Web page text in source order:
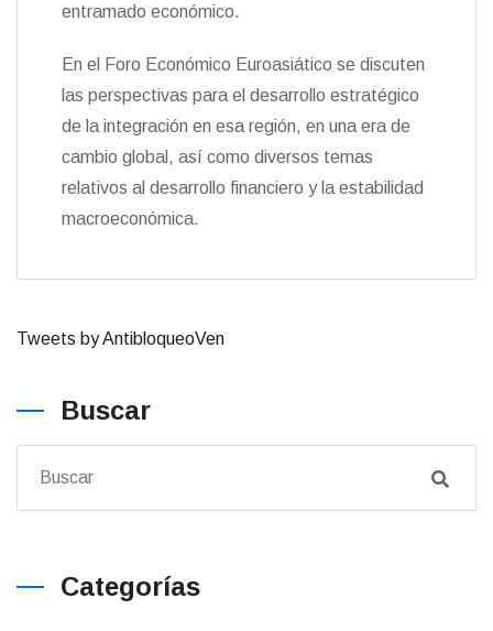
entramado económico.
En el Foro Económico Euroasiático se discuten
las perspectivas para el desarrollo estratégico
de la integración en esa región, en una era de
cambio global, así como diversos temas
relativos al desarrollo financiero y la estabilidad
macroeconómica.
Tweets by AntibloqueoVen
Buscar
Categorías